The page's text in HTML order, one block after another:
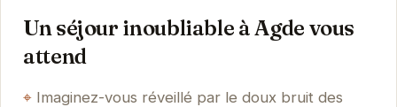
Un séjour inoubliable à Agde vous
attend
Imaginez-vous réveillé par le doux bruit des